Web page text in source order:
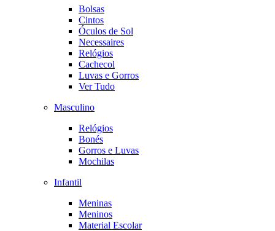
Bolsas
Cintos
Óculos de Sol
Necessaires
Relógios
Cachecol
Luvas e Gorros
Ver Tudo
Masculino
Relógios
Bonés
Gorros e Luvas
Mochilas
Infantil
Meninas
Meninos
Material Escolar